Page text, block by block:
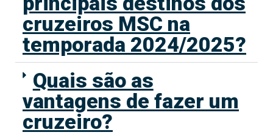
cruzeiros MSC na
temporada 2024/2025?
Quais são as
vantagens de fazer um
cruzeiro?